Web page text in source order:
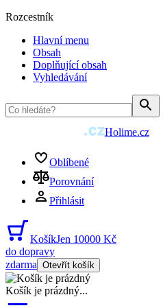
Rozcestník
Hlavní menu
Obsah
Doplňující obsah
Vyhledávání
Holime.cz
Oblíbené
Porovnání
Přihlásit
KošíkJen 10000 Kč
do dopravy
zdarma Otevřít košík
Košík je prázdný...